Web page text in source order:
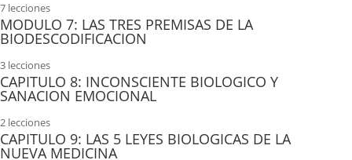
La práctica del proceso emocional básico
Como expresar de manera consciente
Ejercicio 1: Experimentar y liberar una emoción
Ejercicio3: Adquirir la distancia del observador
Ejercicio 4: Manejar una emoción difícil
Ejercicio 4 Anexo: Focalizar emociones vagas
7 lecciones
MODULO 7: LAS TRES PREMISAS DE LA
BIODESCODIFICACION
Primera Premisa: Bio-shock o Psico-shock
Tercera Premisa: Sentido biológico del síntoma
3 lecciones
CAPITULO 8: INCONSCIENTE BIOLOGICO Y
SANACION EMOCIONAL
Inconsciente Biológico Parte 1
2 lecciones
CAPITULO 9: LAS 5 LEYES BIOLOGICAS DE LA
NUEVA MEDICINA